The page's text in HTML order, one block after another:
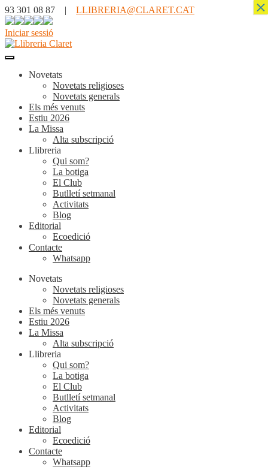
93 301 08 87 | LLIBRERIA@CLARET.CAT
Iniciar sessió
Novetats
Novetats religioses
Novetats generals
Els més venuts
Estiu 2026
La Missa
Alta subscripció
Llibreria
Qui som?
La botiga
El Club
Butlletí setmanal
Activitats
Blog
Editorial
Ecoedició
Contacte
Whatsapp
Novetats
Novetats religioses
Novetats generals
Els més venuts
Estiu 2026
La Missa
Alta subscripció
Llibreria
Qui som?
La botiga
El Club
Butlletí setmanal
Activitats
Blog
Editorial
Ecoedició
Contacte
Whatsapp
×